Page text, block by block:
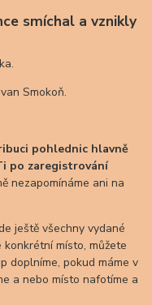
smíchal a vznikly
Smokoň.
pohlednic hlavně
po zaregistrování
nezapomínáme ani na
ještě všechny vydané
místo, můžete
doplníme, pokud máme v
a nebo místo nafotíme a